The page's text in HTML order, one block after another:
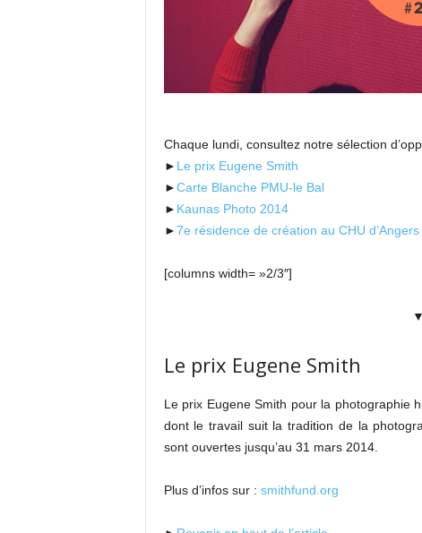
Chaque lundi, consultez notre sélection
► Le prix Eugene Smith
►Carte Blanche PMU-le Bal
► Kaunas Photo 2014
►7e résidence de création au CHU d’Angers
[columns width= »2/3″]
Le prix Eugene Smith
Le prix Eugene Smith pour la photographie
dont le travail suit la tradition de la
sont ouvertes jusqu’au 31 mars 2014.
Plus d’infos sur : smithfund.org